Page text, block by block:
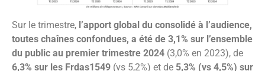
Sur le trimestre, l’apport global du consolidé à l’audience,
toutes chaînes confondues, a été de 3,1% sur l’ensemble
du public au premier trimestre 2024 (3,0% en 2023), de
6,3% sur les Frdas1549 (vs 5,2%) et de 5,3% (vs 4,5%) sur